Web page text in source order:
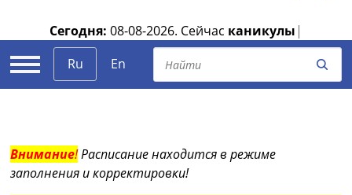
Сегодня: 08-08-2026. Сейчас каникулы |
Ru
En
Внимание!Расписание находится в режиме
заполнения и корректировки!